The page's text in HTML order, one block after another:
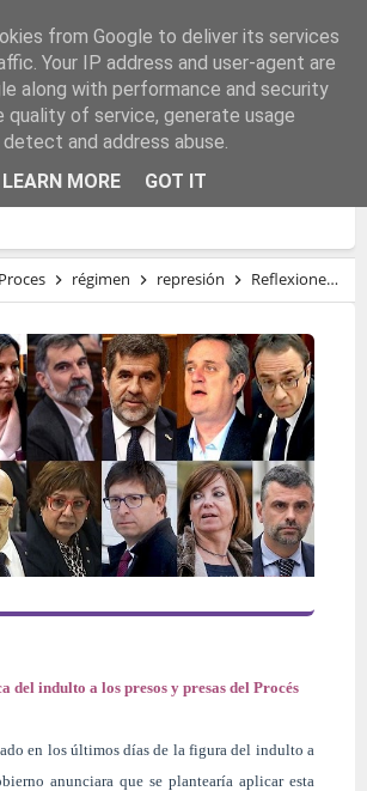
ACERCA DEL INDULTO A
PRESAS DEL PROCÉS
régimen represión Reflexiones acerca del indulto a los presos y presas del Procés
del indulto a los presos y presas del Procés
en los últimos días de la figura del indulto a
anunciara que se plantearía aplicar esta
from Google to deliver its services
Your IP address and user-agent are
along with performance and security
quality of service, generate usage
and address abuse.
LEARN MORE
GOT IT